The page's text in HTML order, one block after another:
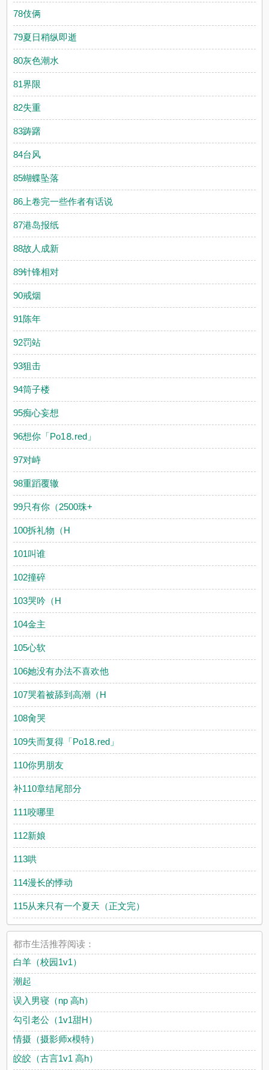
78伎俩
79夏日稍纵即逝
80灰色潮水
81界限
82失重
83踌躇
84台风
85蝴蝶坠落
86上卷完一些作者有话说
87港岛报纸
88故人成新
89针锋相对
90戒烟
91陈年
92罚站
93狙击
94筒子楼
95痴心妄想
96想你「Рo1⒏red」
97对峙
98重蹈覆辙
99只有你（2500珠+
100拆礼物（H
101叫谁
102撞碎
103哭吟（H
104金主
105心软
106她没有办法不喜欢他
107哭着被舔到高潮（H
108肏哭
109失而复得「Рo1⒏red」
110你男朋友
补110章结尾部分
111咬哪里
112新娘
113哄
114漫长的悸动
115从来只有一个夏天（正文完）
都市生活推荐阅读：
白羊（校园1v1）
潮起
误入男寝（np 高h）
勾引老公（1v1甜H）
情摄（摄影师x模特）
皎皎（古言1v1 高h）